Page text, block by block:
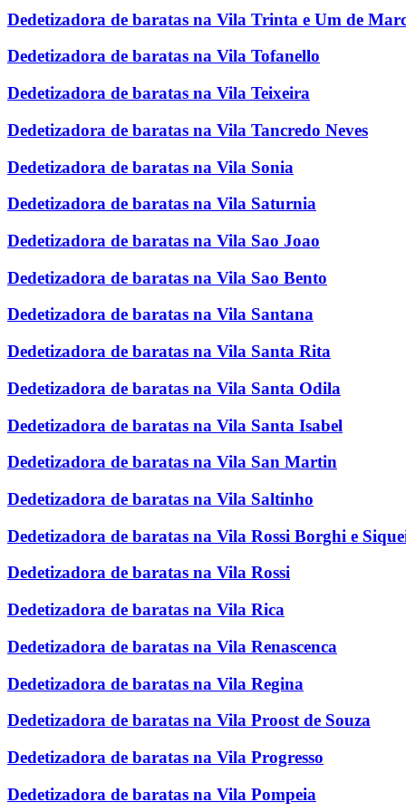
Dedetizadora de baratas na Vila Trinta e Um de
Dedetizadora de baratas na Vila Tofanello
Dedetizadora de baratas na Vila Teixeira
Dedetizadora de baratas na Vila Tancredo Neves
Dedetizadora de baratas na Vila Sonia
Dedetizadora de baratas na Vila Saturnia
Dedetizadora de baratas na Vila Sao Joao
Dedetizadora de baratas na Vila Sao Bento
Dedetizadora de baratas na Vila Santana
Dedetizadora de baratas na Vila Santa Rita
Dedetizadora de baratas na Vila Santa Odila
Dedetizadora de baratas na Vila Santa Isabel
Dedetizadora de baratas na Vila San Martin
Dedetizadora de baratas na Vila Saltinho
Dedetizadora de baratas na Vila Rossi Borghi e
Dedetizadora de baratas na Vila Rossi
Dedetizadora de baratas na Vila Rica
Dedetizadora de baratas na Vila Renascenca
Dedetizadora de baratas na Vila Regina
Dedetizadora de baratas na Vila Proost de Souza
Dedetizadora de baratas na Vila Progresso
Dedetizadora de baratas na Vila Pompeia